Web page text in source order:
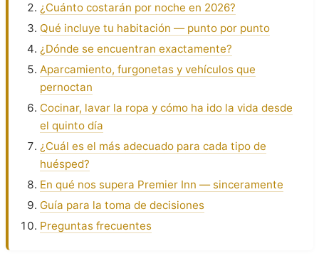
¿Cuánto costarán por noche en 2026?
Qué incluye tu habitación — punto por punto
¿Dónde se encuentran exactamente?
Aparcamiento, furgonetas y vehículos que
pernoctan
Cocinar, lavar la ropa y cómo ha ido la vida desde
el quinto día
¿Cuál es el más adecuado para cada tipo de
huésped?
En qué nos supera Premier Inn — sinceramente
Guía para la toma de decisiones
Preguntas frecuentes